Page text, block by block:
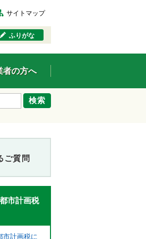
サイトマップ
ふりがな
者の方へ
検索
ご質問
市計画税
市計画税に